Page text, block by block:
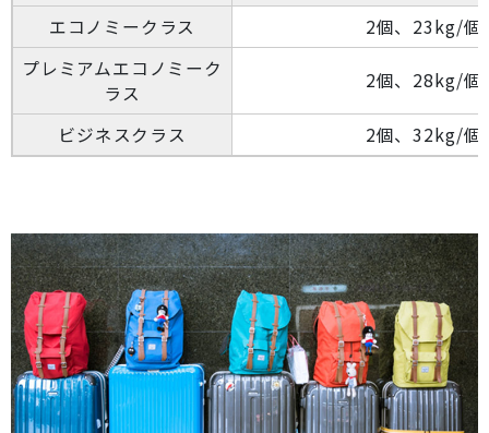
エコノミークラス
2個、23kg/個
プレミアムエコノミーク
ラス
2個、28kg/個
ビジネスクラス 2個、32kg/個